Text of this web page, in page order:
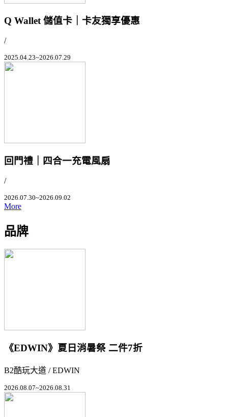
Q Wallet 儲值卡｜卡友獨享優惠
/
2025.04.23~2026.07.29
回門禮｜四合一充電風扇
/
2026.07.30~2026.09.02
More
品牌
《EDWIN》夏日消暑祭 二件7折
B2酷玩大道 / EDWIN
2026.08.07~2026.08.31